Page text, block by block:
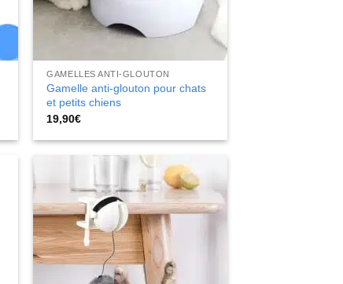
GAMELLES ANTI-GLOUTON
Gamelle anti-glouton pour chats
et petits chiens
19,90€